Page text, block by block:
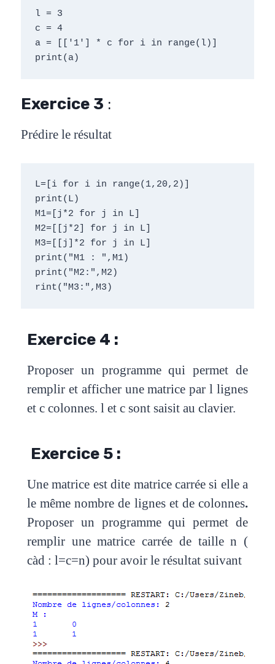
l = 3
c = 4
a = [['1'] * c for i in range(l)]
print(a)
Exercice 3 :
Prédire le résultat
L=[i for i in range(1,20,2)]
print(L)
M1=[j*2 for j in L]
M2=[[j*2] for j in L]
M3=[[j]*2 for j in L]
print("M1 : ",M1)
print("M2:",M2)
rint("M3:",M3)
Exercice 4 :
Proposer un programme qui permet de
remplir et afficher une matrice par l lignes
et c colonnes. l et c sont saisit au clavier.
Exercice 5 :
Une matrice est dite matrice carrée si elle a
le même nombre de lignes et de colonnes.
Proposer un programme qui permet de
remplir une matrice carrée de taille n (
càd : l=c=n) pour avoir le résultat suivant